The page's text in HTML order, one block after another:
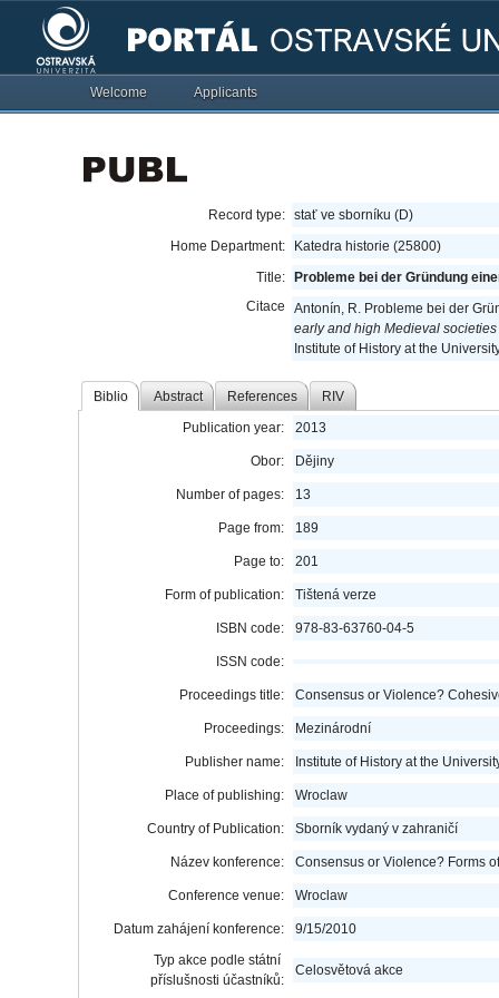
Welcome Applicants
Record type: stať ve sborníku (D)
Home Department:
Katedra historie (25800)
Title:
Probleme bei der Gründung
Citace
Antonín, R. Probleme bei der
early and high Medieval societies
Institute of History at the
Biblio Abstract References RIV
Publication year: 2013
Obor: Dějiny
Number of pages: 13
Page from: 189
Page to: 201
Form of publication: Tištená verze
ISBN code: 978-83-63760-04-5
ISSN code:
Proceedings title: Consensus or Violence?
Proceedings: Mezinárodní
Publisher name: Institute of History at the
Place of publishing: Wroclaw
Country of Publication: Sborník vydaný v zahraničí
Název konference: Consensus or Violence? Forms
Conference venue: Wroclaw
Datum zahájení konference:
9/15/2010
Typ akce podle státní
příslušnosti účastníků:
Celosvětová akce